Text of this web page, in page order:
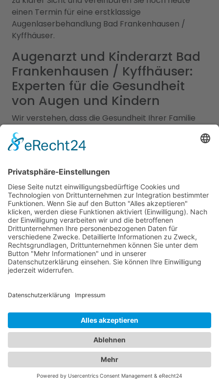
einen Termin für eine erstklassige
Augenlaserbehandlung Bad Frankenhausen /
Kyffhäuser.
Augenarzt und Kinderarzt Bad
Frankenhausen / Kyffhäuser:
Experten für die Gesundheit
von Augen und Kindern
Wir verstehen, dass die Gesundheit Ihrer Familie
von größter Bedeutung ist, daher haben wir alle
wichtigen Informationen an einem Ort für Sie
zusammengefasst. Unsere erfahrenen Augenärzte
für Augengesundheit und bieten eine Vielzahl von
Leistungen an, darunter Routineuntersuchungen,
Sehtests, Brillen- und Kontaktlinsenanpassungen
sowie die Behandlung von Augenkrankheiten. Sie
verwenden modernste Technologien, um genaue
Diagnosen zu stellen und eine optimale
Versorgung zu gewährleisten. Für die kleinen
Patienten bieten wir Ihnen zudem eine Übersicht
an qualifizierten Kinderärzten in Bad
um das Wohlergehen Ihrer Kinder kümmern. Von
zur Behandlung von Kinderkrankheiten stehen sie
Ihnen mit ihrer Expertise zur Seite. Vertrauen Sie
auf unser Branchenportal, um den besten
Kinderarzt Bad Frankenhausen / Kyffhäuserzu
finden. Wir bieten Ihnen detaillierte Informationen
zu den Ärzten, ihren Fachgebieten, Öffnungszeiten